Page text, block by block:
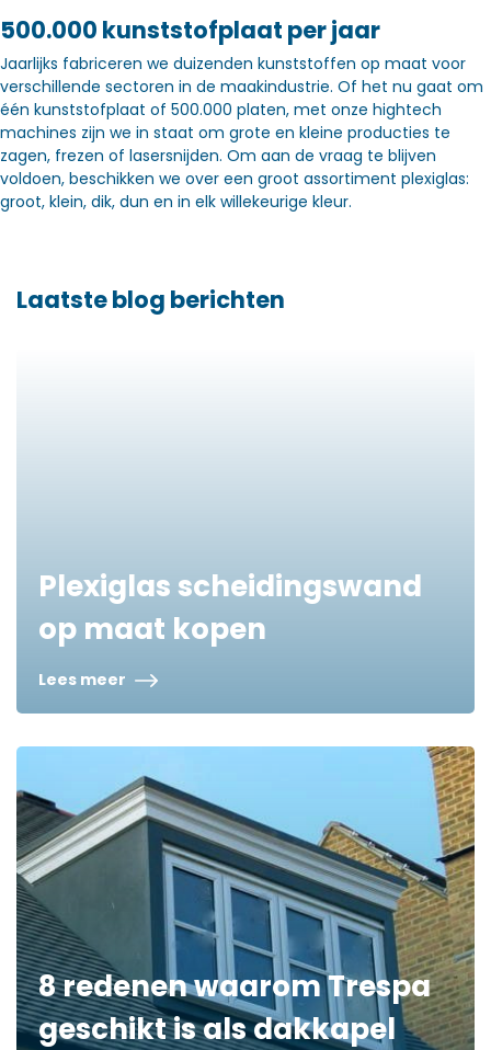
500.000 kunststofplaat per jaar
Jaarlijks fabriceren we duizenden kunststoffen op maat voor
verschillende sectoren in de maakindustrie. Of het nu gaat om
één kunststofplaat of 500.000 platen, met onze hightech
machines zijn we in staat om grote en kleine producties te
zagen, frezen of lasersnijden. Om aan de vraag te blijven
voldoen, beschikken we over een groot assortiment plexiglas:
groot, klein, dik, dun en in elk willekeurige kleur.
Laatste blog berichten
Plexiglas scheidingswand
op maat kopen
Lees meer
8 redenen waarom Trespa
geschikt is als dakkapel